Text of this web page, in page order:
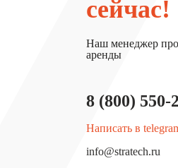
сейчас!
Наш менеджер
аренды
8 (800) 550-
Написать в
info@stratech.ru